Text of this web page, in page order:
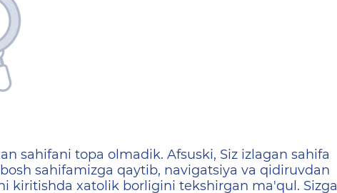
не найдена
sahifani topa olmadik. Afsuski, Siz izlagan sahifa
sahifamizga qaytib, navigatsiya va qidiruvdan
kiritishda xatolik borligini tekshirgan ma'qul. Sizga